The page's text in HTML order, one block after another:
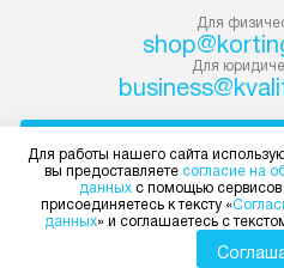
Для
Для
Политика
Условия
Карта
Для работы нашего сайта
вы предоставляете согласие на
данных с помощью сервисов
присоединяетесь к тексту «
данных» и соглашаетесь с